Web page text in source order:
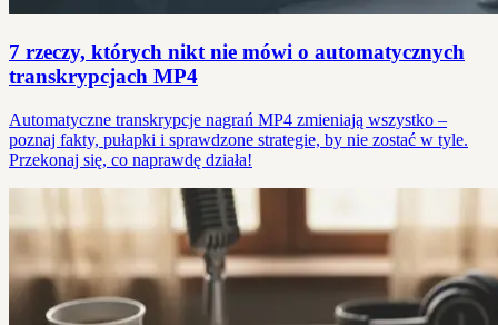
7 rzeczy, których nikt nie mówi o automatycznych
transkrypcjach MP4
Automatyczne transkrypcje nagrań MP4 zmieniają wszystko –
poznaj fakty, pułapki i sprawdzone strategie, by nie zostać w tyle.
Przekonaj się, co naprawdę działa!